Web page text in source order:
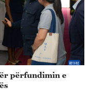
përfundimin e